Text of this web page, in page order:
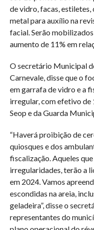
de vidro, facas,
metal para auxílio na
facial. Serão
aumento de 11% em
O secretário Municipal
Carnevale, disse que o
em garrafa de vidro e a
irregular, com efetivo de
Seop e da Guarda
“Haverá proibição de
quiosques e dos
fiscalização. Aqueles
irregularidades, terão a
em 2024. Vamos
escondidas na areia,
geladeira”, disse o
representantes do